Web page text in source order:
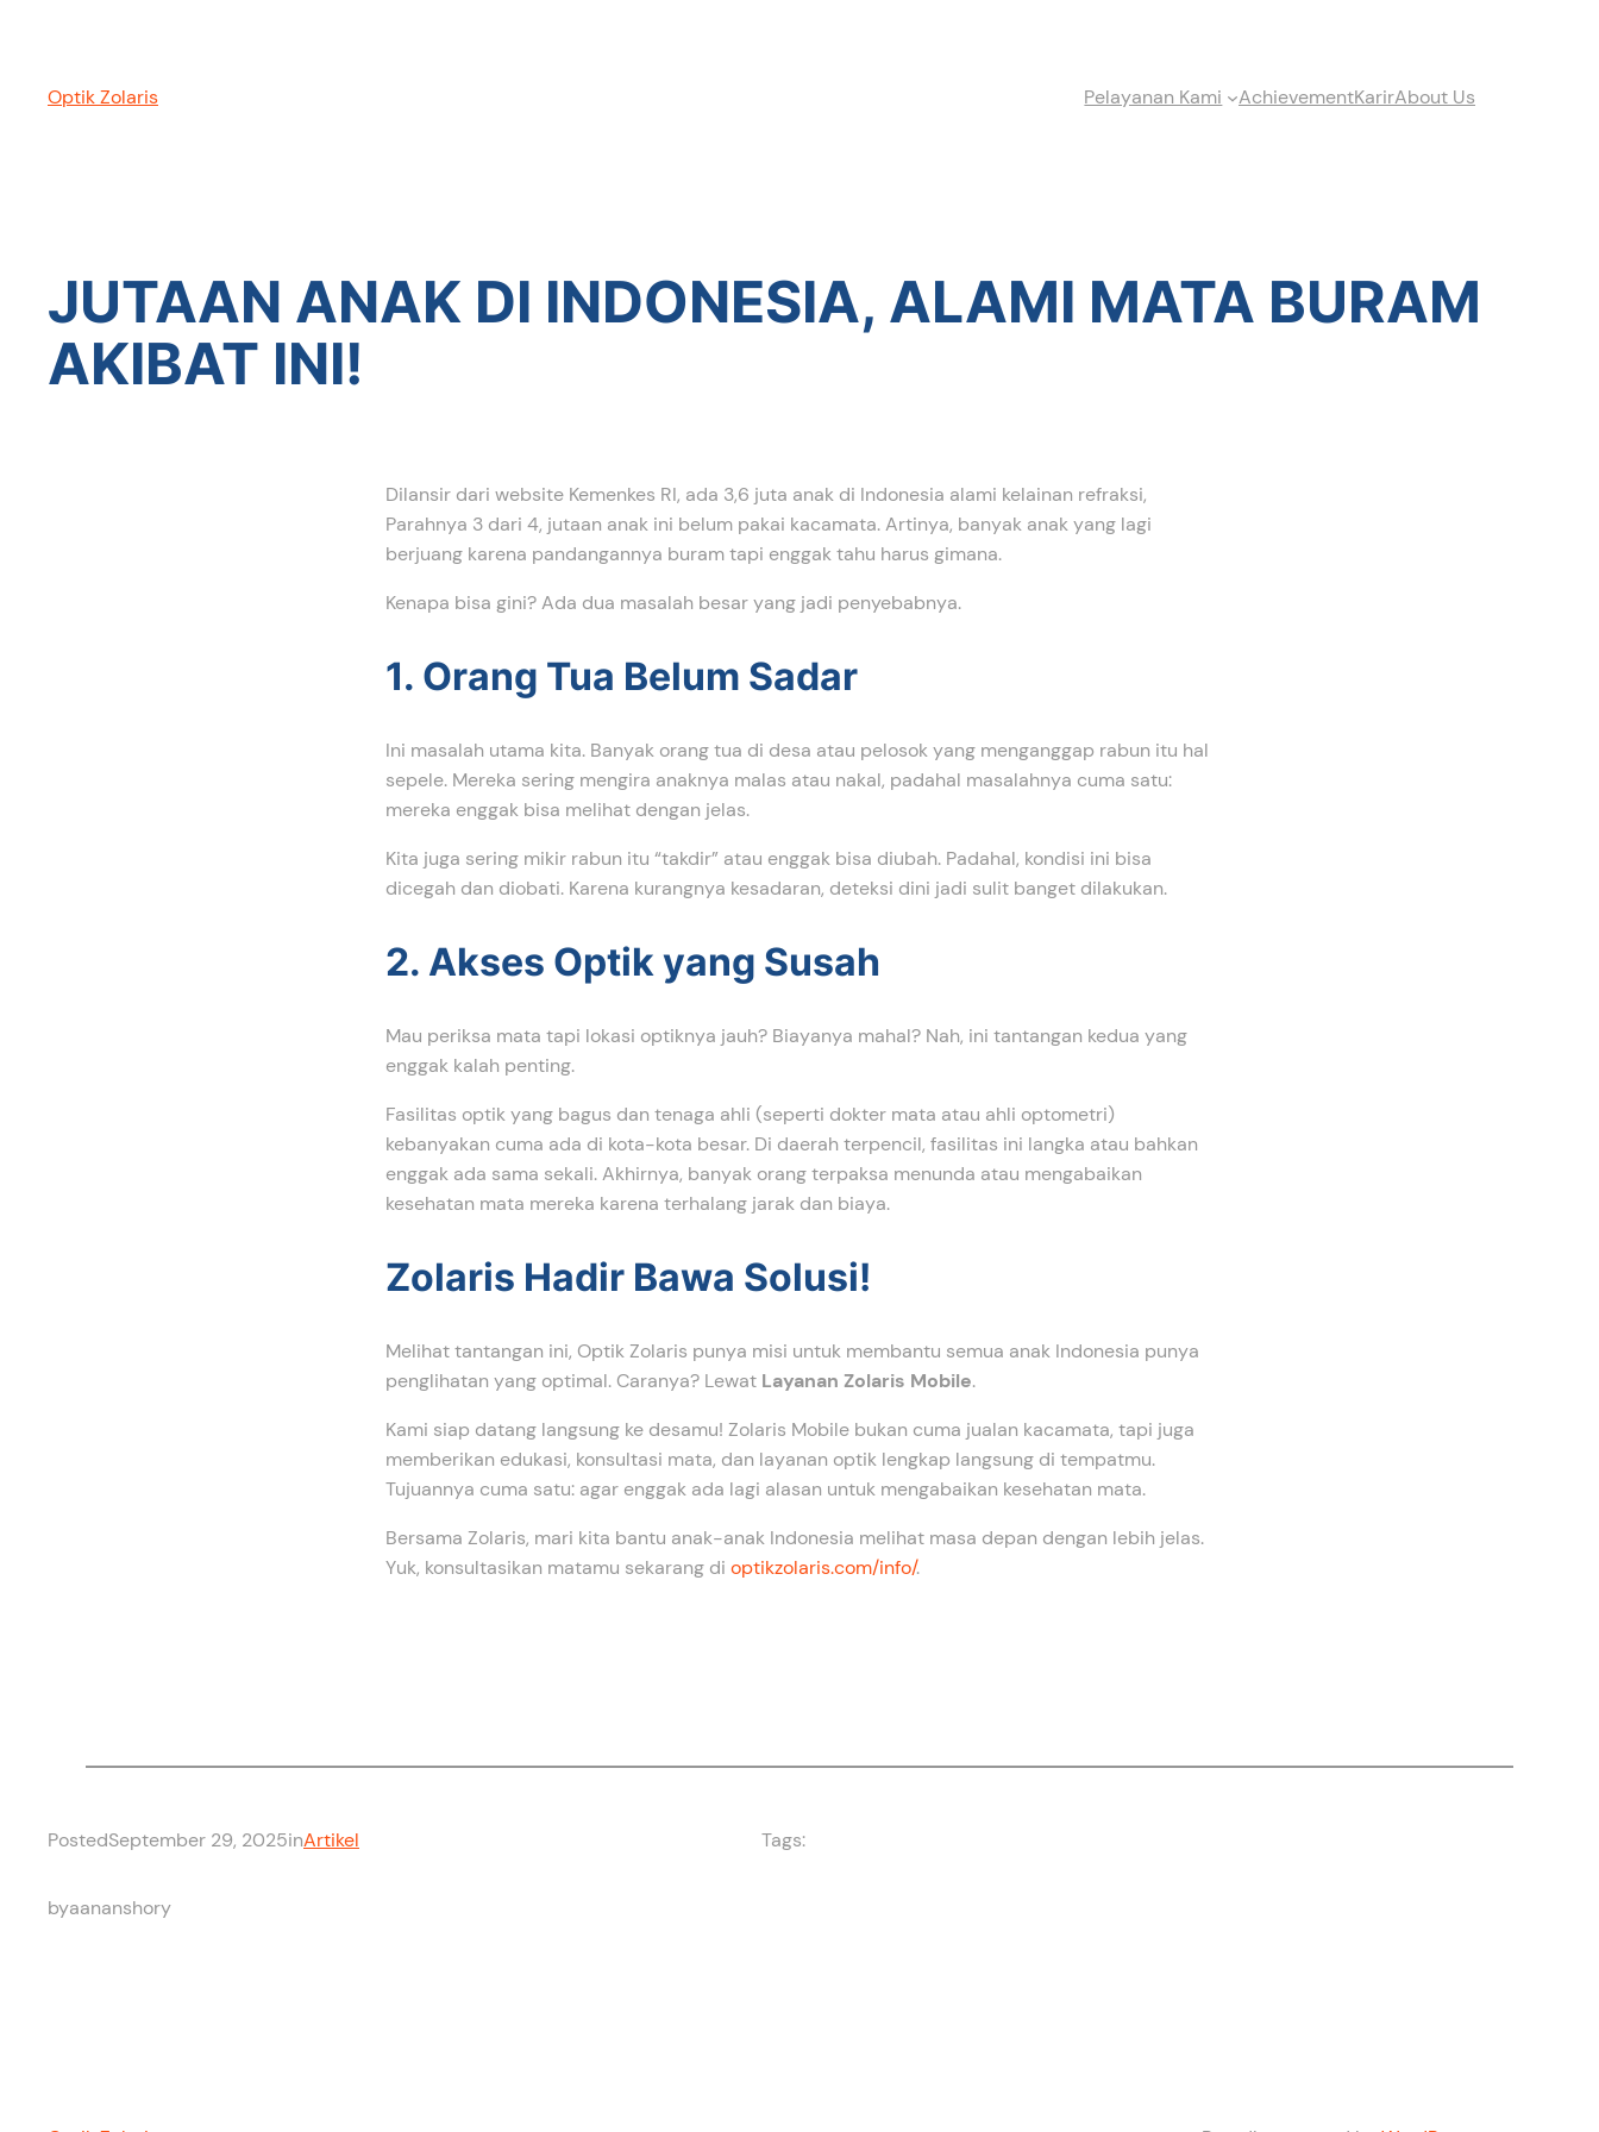
Optik Zolaris Pelayanan Kami AchievementKarirAbout Us
JUTAAN ANAK DI INDONESIA, ALAMI MATA BURAM
AKIBAT INI!
Dilansir dari website Kemenkes RI, ada 3,6 juta anak di Indonesia alami kelainan refraksi,
Parahnya 3 dari 4, jutaan anak ini belum pakai kacamata. Artinya, banyak anak yang lagi
berjuang karena pandangannya buram tapi enggak tahu harus gimana.
Kenapa bisa gini? Ada dua masalah besar yang jadi penyebabnya.
1. Orang Tua Belum Sadar
Ini masalah utama kita. Banyak orang tua di desa atau pelosok yang menganggap rabun itu hal
sepele. Mereka sering mengira anaknya malas atau nakal, padahal masalahnya cuma satu:
mereka enggak bisa melihat dengan jelas.
Kita juga sering mikir rabun itu “takdir” atau enggak bisa diubah. Padahal, kondisi ini bisa
dicegah dan diobati. Karena kurangnya kesadaran, deteksi dini jadi sulit banget dilakukan.
2. Akses Optik yang Susah
Mau periksa mata tapi lokasi optiknya jauh? Biayanya mahal? Nah, ini tantangan kedua yang
enggak kalah penting.
Fasilitas optik yang bagus dan tenaga ahli (seperti dokter mata atau ahli optometri)
kebanyakan cuma ada di kota-kota besar. Di daerah terpencil, fasilitas ini langka atau bahkan
enggak ada sama sekali. Akhirnya, banyak orang terpaksa menunda atau mengabaikan
kesehatan mata mereka karena terhalang jarak dan biaya.
Zolaris Hadir Bawa Solusi!
Melihat tantangan ini, Optik Zolaris punya misi untuk membantu semua anak Indonesia punya
penglihatan yang optimal. Caranya? Lewat Layanan Zolaris Mobile.
Kami siap datang langsung ke desamu! Zolaris Mobile bukan cuma jualan kacamata, tapi juga
memberikan edukasi, konsultasi mata, dan layanan optik lengkap langsung di tempatmu.
Tujuannya cuma satu: agar enggak ada lagi alasan untuk mengabaikan kesehatan mata.
Bersama Zolaris, mari kita bantu anak-anak Indonesia melihat masa depan dengan lebih jelas.
Yuk, konsultasikan matamu sekarang di optikzolaris.com/info/.
PostedSeptember 29, 2025inArtikel
byaananshory
Tags: